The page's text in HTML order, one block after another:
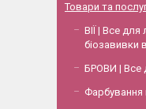
Товари та
ВІЇ | Все для
біозавивки
БРОВИ | Все
Фарбування